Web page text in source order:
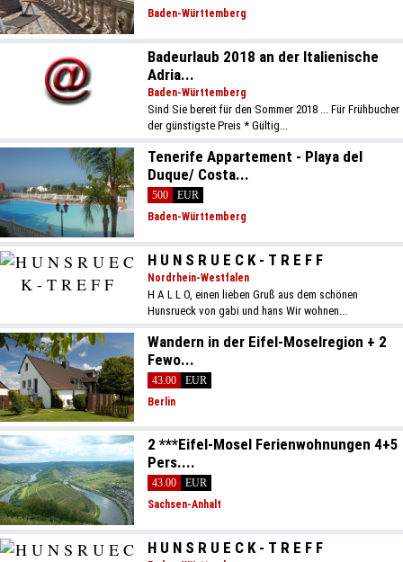
Baden-Württemberg
Badeurlaub 2018 an der Italienische
Adria...
Baden-Württemberg
Sind Sie bereit für den Sommer 2018 ... Für Frühbucher
der günstigste Preis * Gültig...
Tenerife Appartement - Playa del
Duque/ Costa...
500
EUR
Baden-Württemberg
H U N S R U E C K - T R E F F
Nordrhein-Westfalen
H A L L O, einen lieben Gruß aus dem schönen
Hunsrueck von gabi und hans Wir wohnen...
Wandern in der Eifel-Moselregion + 2
Fewo...
43.00
EUR
Berlin
2 ***Eifel-Mosel Ferienwohnungen 4+5
Pers....
43.00
EUR
Sachsen-Anhalt
H U N S R U E C K - T R E F F